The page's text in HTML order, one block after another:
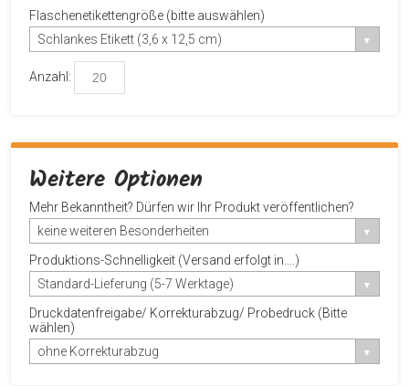
Flaschenetikettengröße (bitte auswählen)
Schlankes Etikett (3,6 x 12,5 cm)
Anzahl:
Weitere Optionen
Mehr Bekanntheit? Dürfen wir Ihr Produkt veröffentlichen?
keine weiteren Besonderheiten
Produktions-Schnelligkeit (Versand erfolgt in....)
Standard-Lieferung (5-7 Werktage)
Druckdatenfreigabe/ Korrekturabzug/ Probedruck (Bitte
wählen)
ohne Korrekturabzug